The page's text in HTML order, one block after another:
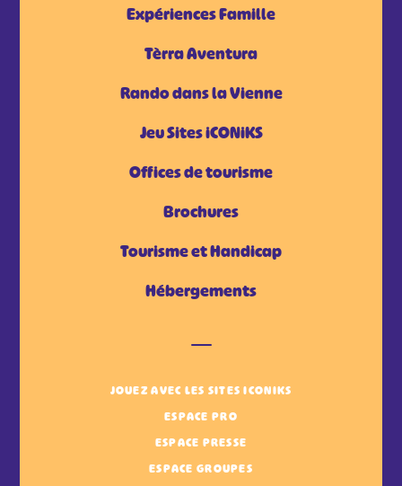
Expériences Famille
Tèrra Aventura
Rando dans la Vienne
Jeu Sites iCONiKS
Offices de tourisme
Brochures
Tourisme et Handicap
Hébergements
JOUEZ AVEC LES SITES ICONIKS
ESPACE PRO
ESPACE PRESSE
ESPACE GROUPES